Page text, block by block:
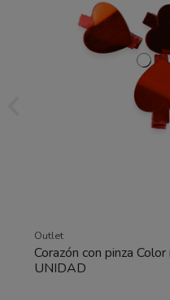
Outlet
Corazón con pinza Color
UNIDAD